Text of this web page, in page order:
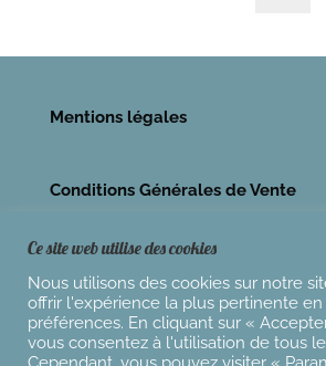
Mentions légales
Conditions Générales de Vente
Ce site web utilise des cookies
Nous utilisons des cookies sur notre
offrir l'expérience la plus pertinente
préférences. En cliquant sur «
vous consentez à l'utilisation de tous
Cependant, vous pouvez visiter «